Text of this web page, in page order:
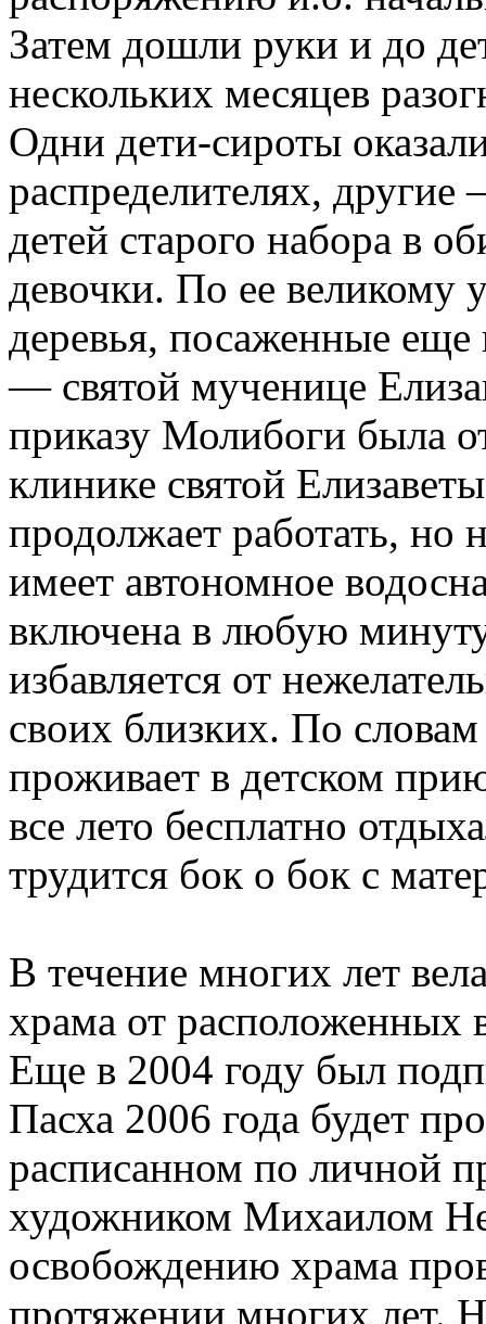
Затем дошли руки и до
нескольких месяцев
Одни дети-сироты
распределителях,
детей старого набора в
девочки. По ее великому
деревья, посаженные еще
— святой мученице
приказу Молибоги была
клинике святой
продолжает работать, но
имеет автономное
включена в любую
избавляется от
своих близких. По
проживает в детском
все лето бесплатно
трудится бок о бок с
В течение многих лет
храма от расположенных
Еще в 2004 году был
Пасха 2006 года будет
расписанном по личной
художником Михаилом
освобождению храма
протяжении многих лет.